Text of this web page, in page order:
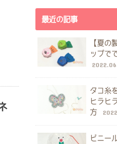
最近の記事
【夏の
ップで
タコ糸
ヒラヒ
方
ビニー